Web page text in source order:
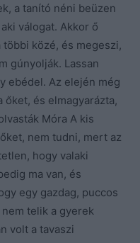
a tanító néni beüzen
válogat. Akkor ő
közé, és megeszi,
gúnyolják. Lassan
ebédel. Az elején még
és elmagyarázta,
Móra A kis
nem tudni, mert az
hogy valaki
ma van, és
egy gazdag, puccos
telik a gyerek
volt a tavaszi